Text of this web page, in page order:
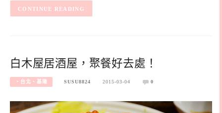
CONTINUE READING
白木屋居酒屋，聚餐好去處！
‧台北、基隆 SUSU8824 2015-03-04 0